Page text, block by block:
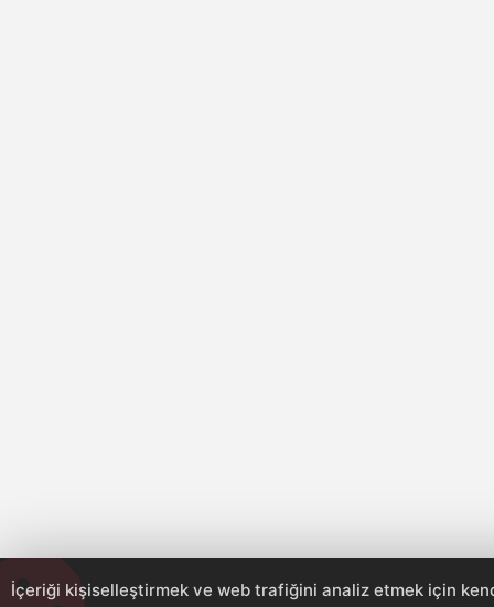
İçeriği kişiselleştirmek ve web trafiğini analiz etmek için